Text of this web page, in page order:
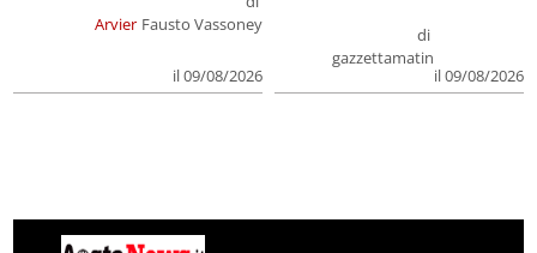
Arvier Fausto Vassoney
il 09/08/2026
di
gazzettamatin
il 09/08/2026